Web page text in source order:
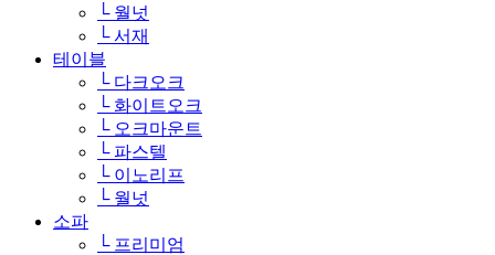
└ 월넛
└ 서재
테이블
└ 다크오크
└ 화이트오크
└ 오크마운트
└ 파스텔
└ 이노리프
└ 월넛
소파
└ 프리미엄